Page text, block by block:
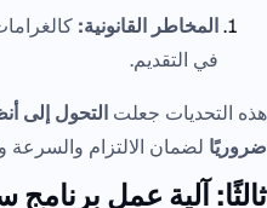
المخاطر القانونية:
في التقديم.
هذه التحديات جعلت التحول إلى
ضروريًا لضمان الالتزام والسرعة
ثالثًا: آلية عمل